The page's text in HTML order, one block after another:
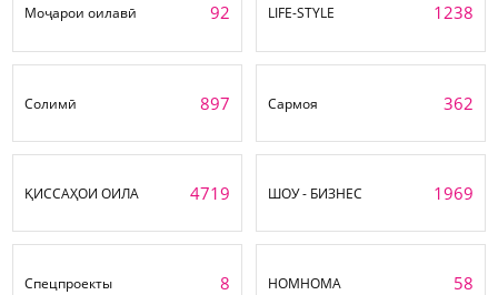
Моҷарои оилавӣ 92 LIFE-STYLE 1238
Солимӣ 897 Сармоя 362
ҚИССАҲОИ ОИЛА 4719 ШОУ - БИЗНЕС 1969
Спецпроекты 8 НОМНОМА 58